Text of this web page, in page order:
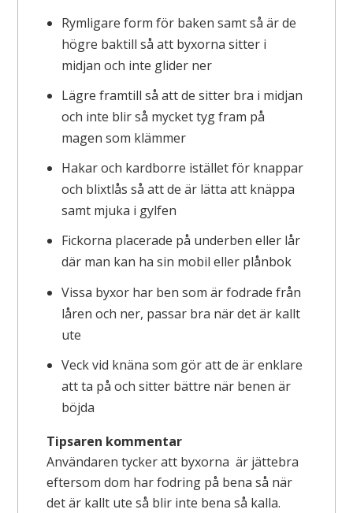
Rymligare form för baken samt så är de
högre baktill så att byxorna sitter i
midjan och inte glider ner
Lägre framtill så att de sitter bra i midjan
och inte blir så mycket tyg fram på
magen som klämmer
Hakar och kardborre istället för knappar
och blixtlås så att de är lätta att knäppa
samt mjuka i gylfen
Fickorna placerade på underben eller lår
där man kan ha sin mobil eller plånbok
Vissa byxor har ben som är fodrade från
låren och ner, passar bra när det är kallt
ute
Veck vid knäna som gör att de är enklare
att ta på och sitter bättre när benen är
böjda
Tipsaren kommentar
Användaren tycker att byxorna är jättebra
eftersom dom har fodring på bena så när
det är kallt ute så blir inte bena så kalla.